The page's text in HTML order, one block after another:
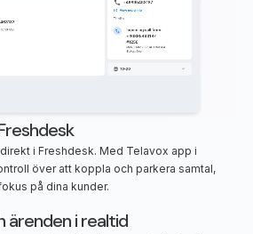
i Freshdesk. Med Telavox app i
över att koppla och parkera samtal,
på dina kunder.
ärenden i realtid